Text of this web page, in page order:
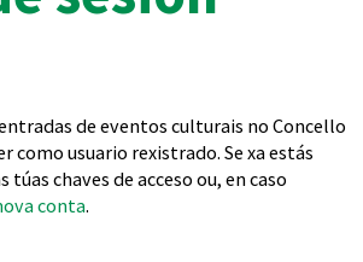
de eventos culturais no Concello
como usuario rexistrado. Se xa estás
túas chaves de acceso ou, en caso
conta.